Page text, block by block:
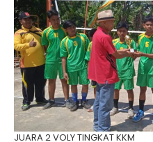
JUARA 2 VOLY TINGKAT KKM